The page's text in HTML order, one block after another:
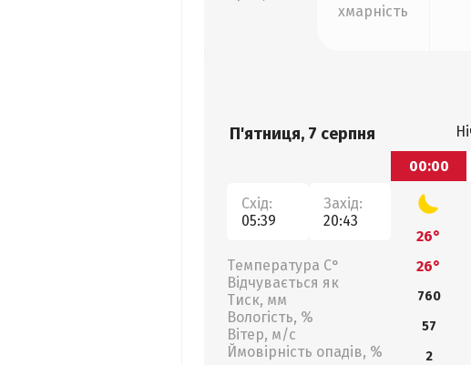
хмарність
П'ятниця, 7 серпня
Схід:
05:39
Захід:
20:43
Температура С°
Відчувається як
Тиск, мм
Вологість, %
Вітер, м/с
Ймовірність опадів, %
00:00
26°
26°
760
57
2